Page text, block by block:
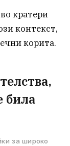
кратери
контекст,
корита.
била
за широко